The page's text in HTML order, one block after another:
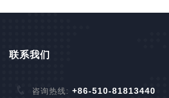
联系我们
咨询热线: +86-510-81813440